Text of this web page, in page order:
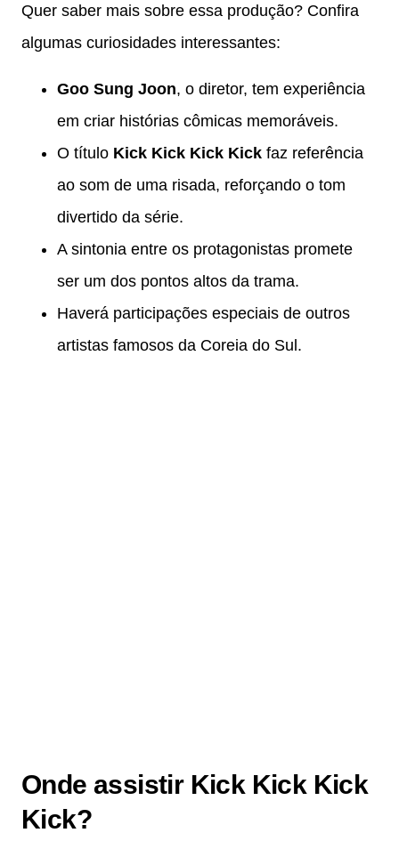
Quer saber mais sobre essa produção? Confira
algumas curiosidades interessantes:
Goo Sung Joon, o diretor, tem experiência
em criar histórias cômicas memoráveis.
O título Kick Kick Kick Kick faz referência
ao som de uma risada, reforçando o tom
divertido da série.
A sintonia entre os protagonistas promete
ser um dos pontos altos da trama.
Haverá participações especiais de outros
artistas famosos da Coreia do Sul.
Onde assistir Kick Kick Kick
Kick?